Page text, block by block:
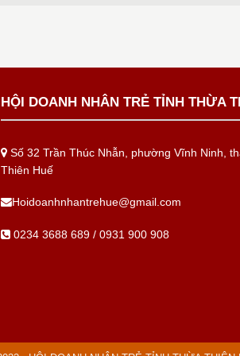
HỘI DOANH NHÂN TRẺ TỈNH THỪA
Số 32 Trần Thúc Nhẫn, phường Vĩnh Ninh,
Thiên Huế
Hoidoanhnhantrehue@gmail.com
0234 3688 689 / 0931 900 908